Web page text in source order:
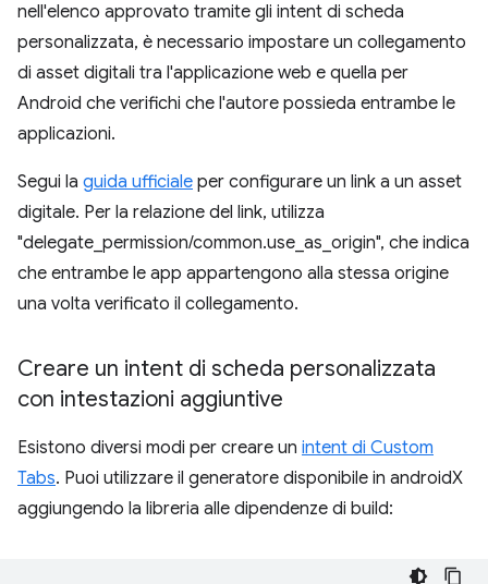
nell'elenco approvato tramite gli intent di scheda
personalizzata, è necessario impostare un collegamento
di asset digitali tra l'applicazione web e quella per
Android che verifichi che l'autore possieda entrambe le
applicazioni.
Segui la guida ufficiale per configurare un link a un asset
digitale. Per la relazione del link, utilizza
"delegate_permission/common.use_as_origin", che indica
che entrambe le app appartengono alla stessa origine
una volta verificato il collegamento.
Creare un intent di scheda personalizzata
con intestazioni aggiuntive
Esistono diversi modi per creare un intent di Custom
Tabs. Puoi utilizzare il generatore disponibile in androidX
aggiungendo la libreria alle dipendenze di build: